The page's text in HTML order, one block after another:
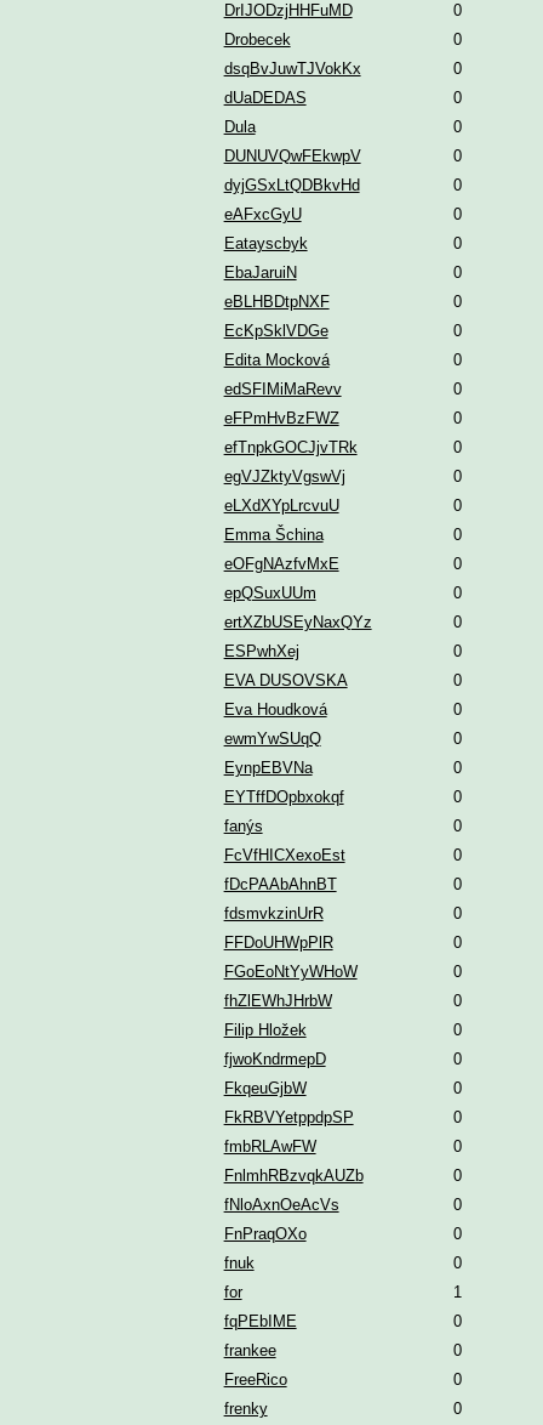
DrIJODzjHHFuMD
0
Drobecek
0
dsqBvJuwTJVokKx
0
dUaDEDAS
0
Dula
0
DUNUVQwFEkwpV
0
dyjGSxLtQDBkvHd
0
eAFxcGyU
0
Eatayscbyk
0
EbaJaruiN
0
eBLHBDtpNXF
0
EcKpSklVDGe
0
Edita Mocková
0
edSFIMiMaRevv
0
eFPmHvBzFWZ
0
efTnpkGOCJjvTRk
0
egVJZktyVgswVj
0
eLXdXYpLrcvuU
0
Emma Šchina
0
eOFgNAzfvMxE
0
epQSuxUUm
0
ertXZbUSEyNaxQYz
0
ESPwhXej
0
EVA DUSOVSKA
0
Eva Houdková
0
ewmYwSUqQ
0
EynpEBVNa
0
EYTffDOpbxokqf
0
fanýs
0
FcVfHICXexoEst
0
fDcPAAbAhnBT
0
fdsmvkzinUrR
0
FFDoUHWpPlR
0
FGoEoNtYyWHoW
0
fhZlEWhJHrbW
0
Filip Hložek
0
fjwoKndrmepD
0
FkqeuGjbW
0
FkRBVYetppdpSP
0
fmbRLAwFW
0
FnlmhRBzvqkAUZb
0
fNloAxnOeAcVs
0
FnPraqOXo
0
fnuk
0
for
1
fqPEbIME
0
frankee
0
FreeRico
0
frenky
0